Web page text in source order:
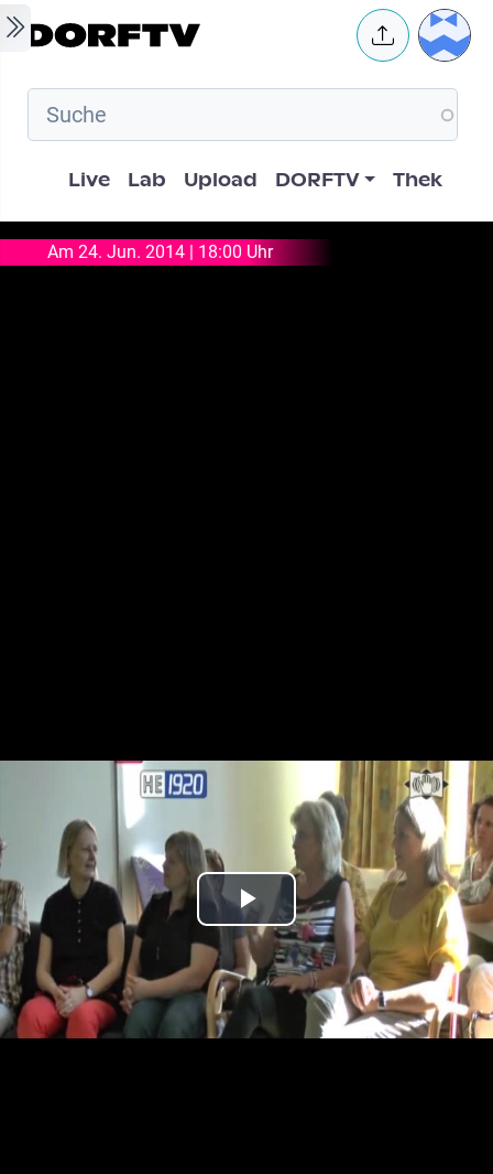
Skip to main content User
Hauptnavigation
Live Lab Upload DORFTV Thek
Am 24. Jun. 2014 | 18:00 Uhr
Play
Video